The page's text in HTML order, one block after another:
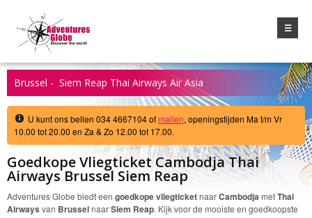
☰
Brussel - Siem Reap Thai Airways Air Asia
U kunt ons bellen 034 4667104 of mailen, openingstijden Ma t/m Vr
10.00 tot 20.00 en Za & Zo 12.00 tot 17.00.
Goedkope Vliegticket Cambodja Thai
Airways Brussel Siem Reap
Adventures Globe biedt een goedkope vliegticketnaarCambodjametThai
Airways van BrusselnaarSiem Reap. Kijk voor de mooiste en goedkoopste